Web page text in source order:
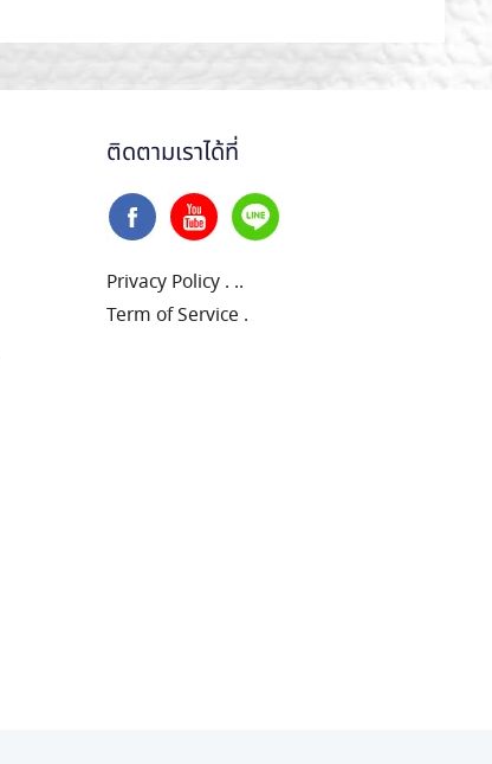
ติดตามเราได้ที่
Privacy Policy . ..
Term of Service .